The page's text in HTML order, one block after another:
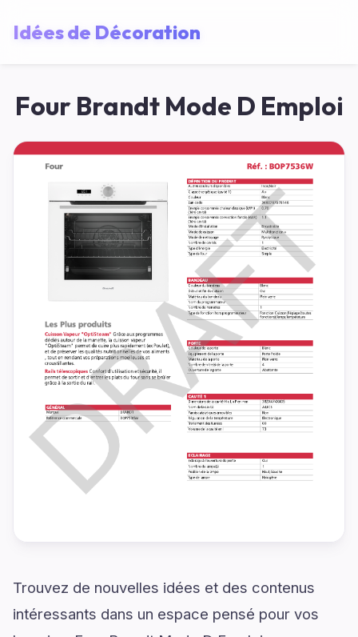
Idées de Décoration
Four Brandt Mode D Emploi
Trouvez de nouvelles idées et des contenus
intéressants dans un espace pensé pour vos